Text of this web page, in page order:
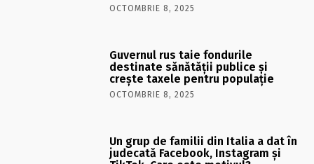
OCTOMBRIE 8, 2025
Guvernul rus taie fondurile
destinate sănătății publice și
crește taxele pentru populație
OCTOMBRIE 8, 2025
Un grup de familii din Italia a dat în
judecată Facebook, Instagram și